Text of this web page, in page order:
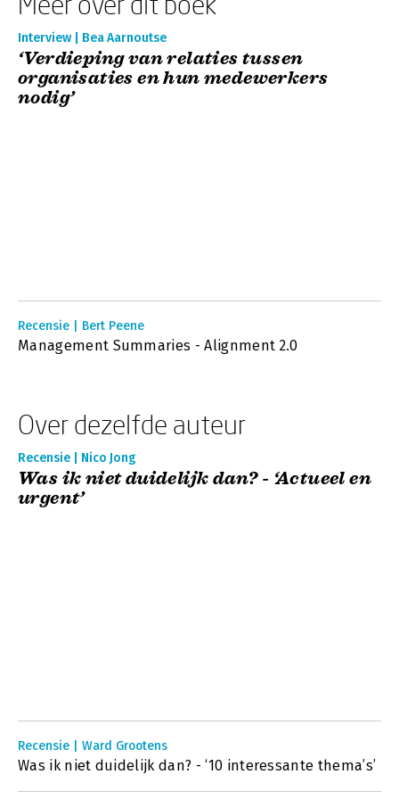
Interview | Bea Aarnoutse
‘Verdieping van relaties tussen
organisaties en hun medewerkers
nodig’
Recensie | Bert Peene
Management Summaries - Alignment 2.0
Over dezelfde auteur
Recensie | Nico Jong
Was ik niet duidelijk dan? - ‘Actueel en
urgent’
Recensie | Ward Grootens
Was ik niet duidelijk dan? - ‘10 interessante thema’s’